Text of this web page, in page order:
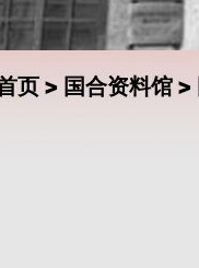
页> 国合资料馆>